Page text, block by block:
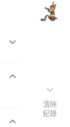
清除
紀錄